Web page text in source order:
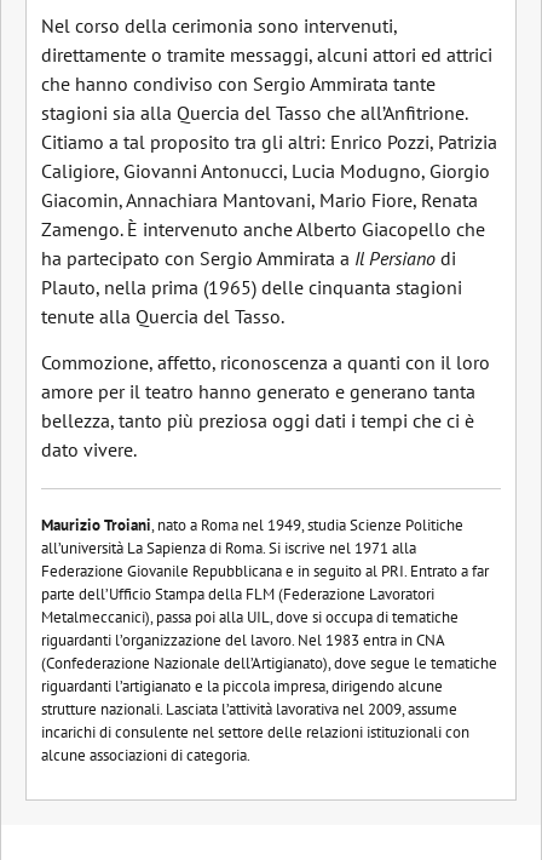
Nel corso della cerimonia sono intervenuti,
direttamente o tramite messaggi, alcuni attori ed attrici
che hanno condiviso con Sergio Ammirata tante
stagioni sia alla Quercia del Tasso che all’Anfitrione.
Citiamo a tal proposito tra gli altri: Enrico Pozzi, Patrizia
Caligiore, Giovanni Antonucci, Lucia Modugno, Giorgio
Giacomin, Annachiara Mantovani, Mario Fiore, Renata
Zamengo. È intervenuto anche Alberto Giacopello che
ha partecipato con Sergio Ammirata a Il Persiano di
Plauto, nella prima (1965) delle cinquanta stagioni
tenute alla Quercia del Tasso.
Commozione, affetto, riconoscenza a quanti con il loro
amore per il teatro hanno generato e generano tanta
bellezza, tanto più preziosa oggi dati i tempi che ci è
dato vivere.
Maurizio Troiani, nato a Roma nel 1949, studia Scienze Politiche
all’università La Sapienza di Roma. Si iscrive nel 1971 alla
Federazione Giovanile Repubblicana e in seguito al PRI. Entrato a far
parte dell’Ufficio Stampa della FLM (Federazione Lavoratori
Metalmeccanici), passa poi alla UIL, dove si occupa di tematiche
riguardanti l’organizzazione del lavoro. Nel 1983 entra in CNA
(Confederazione Nazionale dell’Artigianato), dove segue le tematiche
riguardanti l’artigianato e la piccola impresa, dirigendo alcune
strutture nazionali. Lasciata l’attività lavorativa nel 2009, assume
incarichi di consulente nel settore delle relazioni istituzionali con
alcune associazioni di categoria.